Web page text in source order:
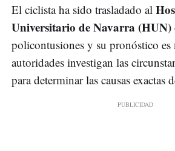
El ciclista ha sido trasladado al
Universitario de Navarra (HUN)
policontusiones y su pronóstico es
autoridades investigan las
para determinar las causas exactas